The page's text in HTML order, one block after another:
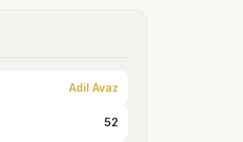
Adil Avaz
52